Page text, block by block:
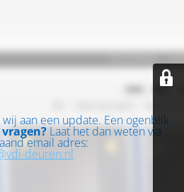
aan een update. Een ogenblik
Laat het dan weten via
email adres:
deuren.nl